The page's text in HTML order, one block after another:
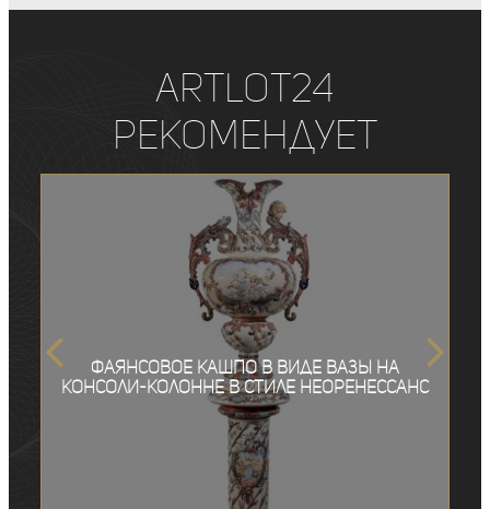
ArtLot24
рекомендует
Фаянсовое кашпо в виде вазы на
консоли-колонне в стиле неоренессанс